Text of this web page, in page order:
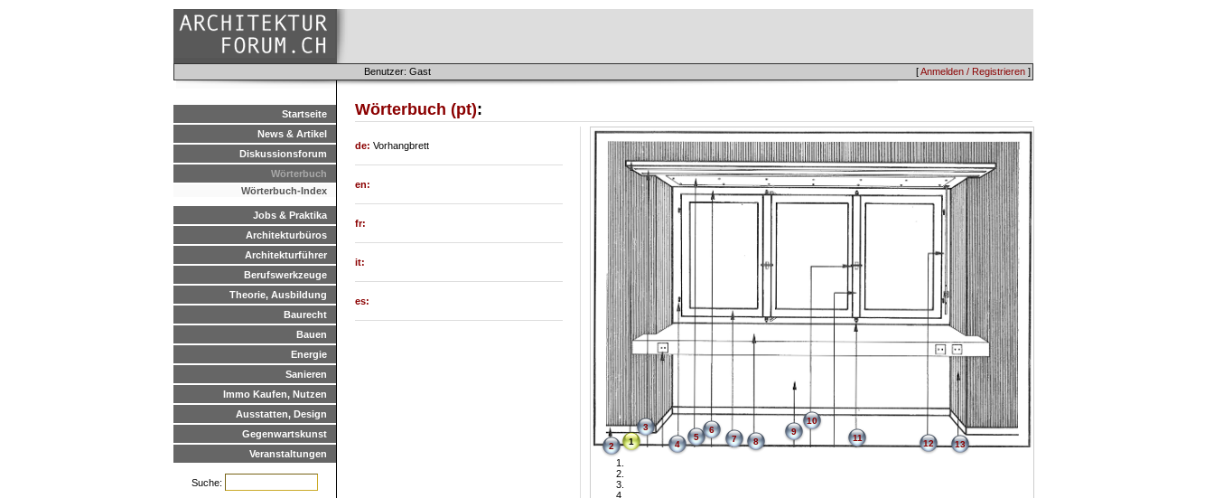
[Anmelden / Registrieren ]
Benutzer: Gast
Startseite
News & Artikel
Diskussionsforum
Wörterbuch
Wörterbuch-Index
Jobs & Praktika
Architekturbüros
Architekturführer
Berufswerkzeuge
Theorie, Ausbildung
Baurecht
Bauen
Energie
Sanieren
Immo Kaufen, Nutzen
Ausstatten, Design
Gegenwartskunst
Veranstaltungen
Suche:
Wörterbuch (pt):
1
2
3
4
5
6
7
8
9
10
11
12 13
de: Vorhangbrett
en:
fr:
it:
es: